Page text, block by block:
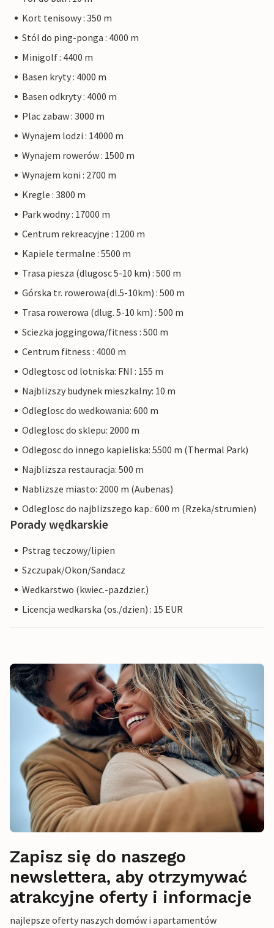
Kort tenisowy : 350 m
Stól do ping-ponga : 4000 m
Minigolf : 4400 m
Basen kryty : 4000 m
Basen odkryty : 4000 m
Plac zabaw : 3000 m
Wynajem lodzi : 14000 m
Wynajem rowerów : 1500 m
Wynajem koni : 2700 m
Kregle : 3800 m
Park wodny : 17000 m
Centrum rekreacyjne : 1200 m
Kapiele termalne : 5500 m
Trasa piesza (dlugosc 5-10 km) : 500 m
Górska tr. rowerowa(dl.5-10km) : 500 m
Trasa rowerowa (dlug. 5-10 km) : 500 m
Sciezka joggingowa/fitness : 500 m
Centrum fitness : 4000 m
Odlegtosc od lotniska: FNI : 155 m
Najblizszy budynek mieszkalny: 10 m
Odleglosc do wedkowania: 600 m
Odleglosc do sklepu: 2000 m
Odlegosc do innego kapieliska: 5500 m (Thermal Park)
Najblizsza restauracja: 500 m
Nablizsze miasto: 2000 m (Aubenas)
Odleglosc do najblizszego kap.: 600 m (Rzeka/strumien)
Porady wędkarskie
Pstrag teczowy/lipien
Szczupak/Okon/Sandacz
Wedkarstwo (kwiec.-pazdzier.)
Licencja wedkarska (os./dzien) : 15 EUR
Zapisz się do naszego
newslettera, aby otrzymywać
atrakcyjne oferty i informacje
najlepsze oferty naszych domów i apartamentów